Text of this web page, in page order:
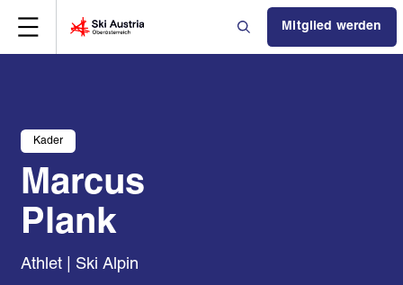
Mitglied werden
Kader
Marcus
Plank
Athlet | Ski Alpin